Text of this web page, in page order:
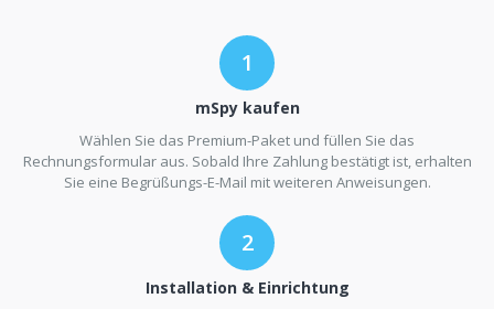
mSpy kaufen
Wählen Sie das Premium-Paket und füllen Sie das
Rechnungsformular aus. Sobald Ihre Zahlung bestätigt ist, erhalten
Sie eine Begrüßungs-E-Mail mit weiteren Anweisungen.
Installation & Einrichtung